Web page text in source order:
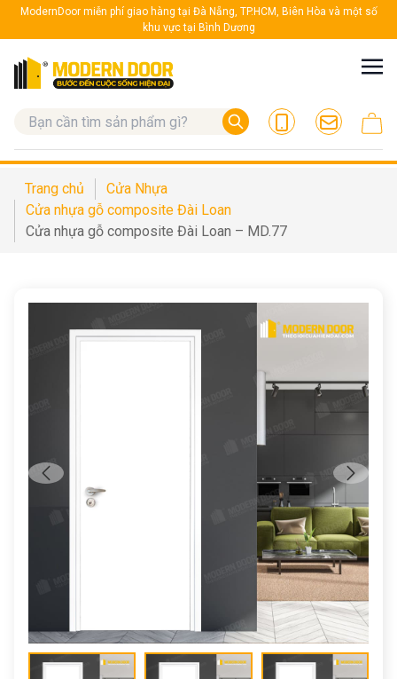
ModernDoor miễn phí giao hàng tại Đà Nẵng, TP.HCM, Biên Hòa và một số
khu vực tại Bình Dương
Trang chủ
Cửa Nhựa
Cửa nhựa gỗ composite Đài Loan
Cửa nhựa gỗ composite Đài Loan – MD.77